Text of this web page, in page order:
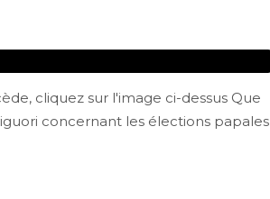
cliquez sur l'image ci-dessus Que
concernant les élections papales